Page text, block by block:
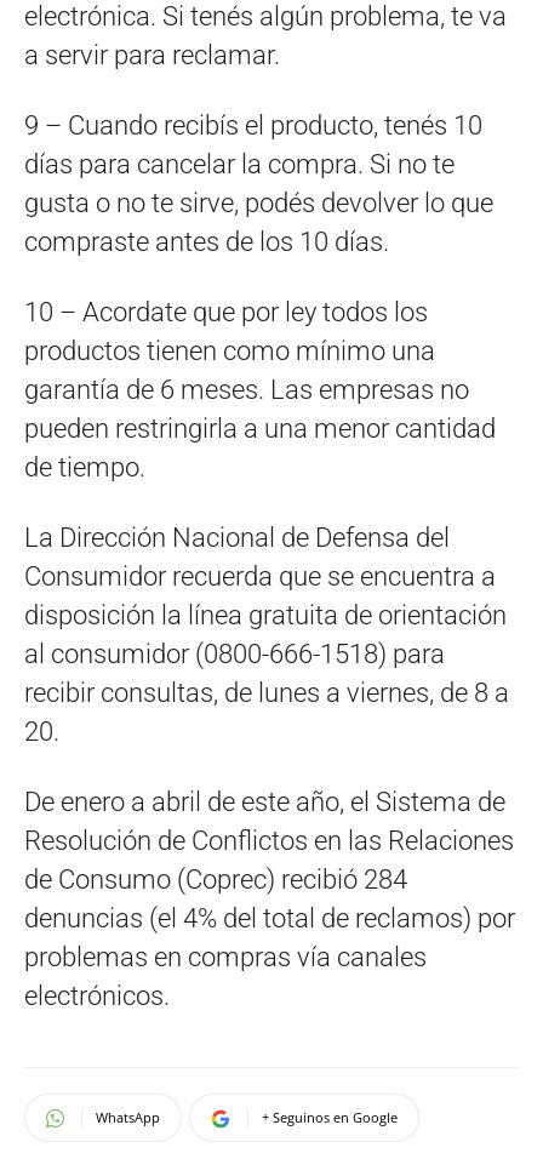
electrónica. Si tenés algún problema, te va
a servir para reclamar.
9 – Cuando recibís el producto, tenés 10
días para cancelar la compra. Si no te
gusta o no te sirve, podés devolver lo que
compraste antes de los 10 días.
10 – Acordate que por ley todos los
productos tienen como mínimo una
garantía de 6 meses. Las empresas no
pueden restringirla a una menor cantidad
de tiempo.
La Dirección Nacional de Defensa del
Consumidor recuerda que se encuentra a
disposición la línea gratuita de orientación
al consumidor (0800-666-1518) para
recibir consultas, de lunes a viernes, de 8 a
20.
De enero a abril de este año, el Sistema de
Resolución de Conflictos en las Relaciones
de Consumo (Coprec) recibió 284
denuncias (el 4% del total de reclamos) por
problemas en compras vía canales
electrónicos.
WhatsApp + Seguinos en Google